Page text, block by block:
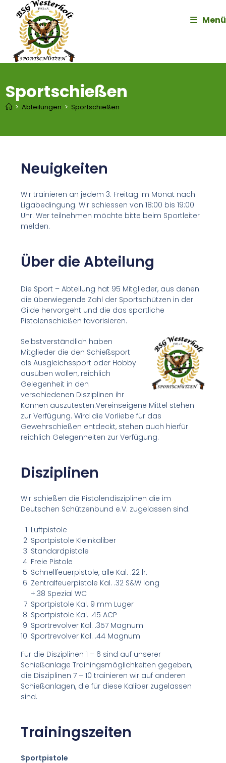
Menü
Sportschießen
> Abteilungen > Sportschießen
Neuigkeiten
Wir trainieren an jedem 3. Freitag im Monat nach
Ligabedingung. Wir schiessen von 18:00 bis 19:00
Uhr. Wer teilnehmen möchte bitte beim Sportleiter
melden.
Über die Abteilung
Die Sport – Abteilung hat 95 Mitglieder, aus denen
die überwiegende Zahl der Sportschützen in der
Gilde hervorgeht und die das sportliche
Pistolenschießen favorisieren.
Selbstverständlich haben
Mitglieder die den Schießsport
als Ausgleichssport oder Hobby
ausüben wollen, reichlich
Gelegenheit in den
verschiedenen Disziplinen ihr
Können auszutesten.Vereinseigene Mittel stehen
zur Verfügung. Wird die Vorliebe für das
Gewehrschießen entdeckt, stehen auch hierfür
reichlich Gelegenheiten zur Verfügung.
Disziplinen
Wir schießen die Pistolendisziplinen die im
Deutschen Schützenbund e.V. zugelassen sind.
Luftpistole
Sportpistole Kleinkaliber
Standardpistole
Freie Pistole
Schnellfeuerpistole, alle Kal. .22 lr.
Zentralfeuerpistole Kal. .32 S&W long
+.38 Spezial WC
Sportpistole Kal. 9 mm Luger
Sportpistole Kal. .45 ACP
Sportrevolver Kal. .357 Magnum
Sportrevolver Kal. .44 Magnum
Für die Disziplinen 1 – 6 sind auf unserer
Schießanlage Trainingsmöglichkeiten gegeben,
die Disziplinen 7 – 10 trainieren wir auf anderen
Schießanlagen, die für diese Kaliber zugelassen
sind.
Trainingszeiten
Sportpistole